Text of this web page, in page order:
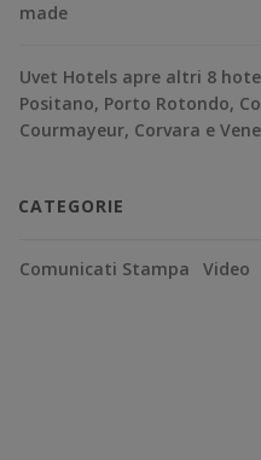
made
Uvet Hotels apre altri 8
Positano, Porto Rotondo,
Courmayeur, Corvara e
CATEGORIE
Comunicati Stampa Video